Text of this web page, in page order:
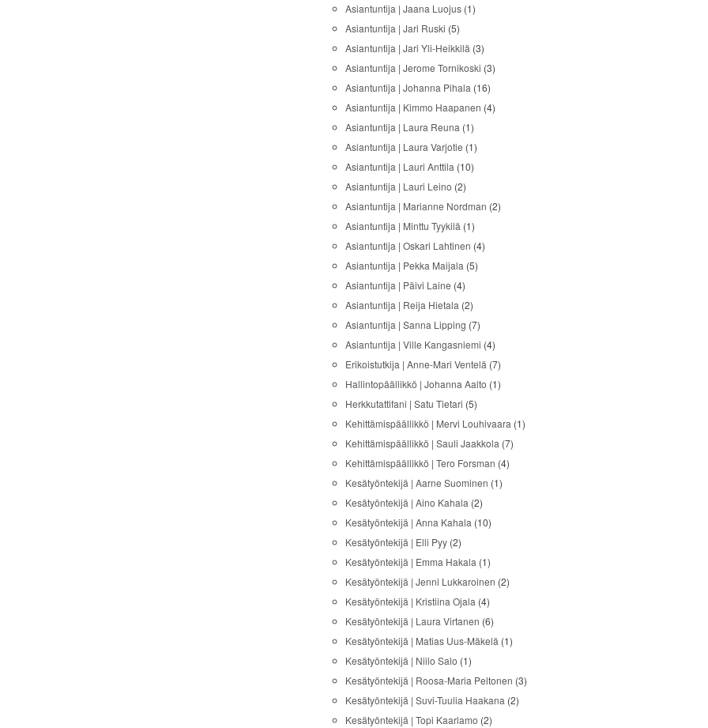
Asiantuntija | Jaana Luojus (1)
Asiantuntija | Jari Ruski (5)
Asiantuntija | Jari Yli-Heikkilä (3)
Asiantuntija | Jerome Tornikoski (3)
Asiantuntija | Johanna Pihala (16)
Asiantuntija | Kimmo Haapanen (4)
Asiantuntija | Laura Reuna (1)
Asiantuntija | Laura Varjotie (1)
Asiantuntija | Lauri Anttila (10)
Asiantuntija | Lauri Leino (2)
Asiantuntija | Marianne Nordman (2)
Asiantuntija | Minttu Tyykilä (1)
Asiantuntija | Oskari Lahtinen (4)
Asiantuntija | Pekka Maijala (5)
Asiantuntija | Päivi Laine (4)
Asiantuntija | Reija Hietala (2)
Asiantuntija | Sanna Lipping (7)
Asiantuntija | Ville Kangasniemi (4)
Erikoistutkija | Anne-Mari Ventelä (7)
Hallintopäällikkö | Johanna Aalto (1)
Herkkutattifani | Satu Tietari (5)
Kehittämispäällikkö | Mervi Louhivaara (1)
Kehittämispäällikkö | Sauli Jaakkola (7)
Kehittämispäällikkö | Tero Forsman (4)
Kesätyöntekijä | Aarne Suominen (1)
Kesätyöntekijä | Aino Kahala (2)
Kesätyöntekijä | Anna Kahala (10)
Kesätyöntekijä | Elli Pyy (2)
Kesätyöntekijä | Emma Hakala (1)
Kesätyöntekijä | Jenni Lukkaroinen (2)
Kesätyöntekijä | Kristiina Ojala (4)
Kesätyöntekijä | Laura Virtanen (6)
Kesätyöntekijä | Matias Uus-Mäkelä (1)
Kesätyöntekijä | Niilo Salo (1)
Kesätyöntekijä | Roosa-Maria Peltonen (3)
Kesätyöntekijä | Suvi-Tuulia Haakana (2)
Kesätyöntekijä | Topi Kaarlamo (2)